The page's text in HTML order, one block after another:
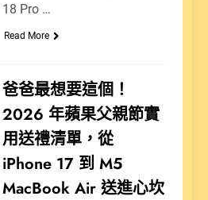
18 Pro …
Read More
爸爸最想要這個！
2026 年蘋果父親節實
用送禮清單，從
iPhone 17 到 M5
MacBook Air 送進心坎